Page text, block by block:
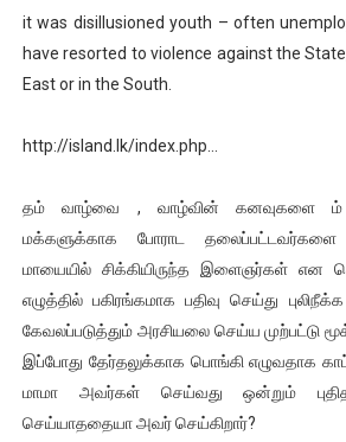
it was disillusioned youth – often
have resorted to violence against the
East or in the South.
http://island.lk/index.php…
தம் வாழ்வை , வாழ்வின் கனவுகளை ம்
மக்களுக்காக போராட தலைப்பட்டவர்களை
மாயையில் சிக்கியிருந்த இளைஞர்கள் என
எழுத்தில் பகிரங்கமாக பதிவு செய்து
கேவலப்படுத்தும் அரசியலை செய்ய முற்பட்டு
இப்போது தேர்தலுக்காக பொங்கி எழுவதாக
மாமா அவர்கள் செய்வது ஒன்றும்
செய்யாததையா அவர் செய்கிறார்?